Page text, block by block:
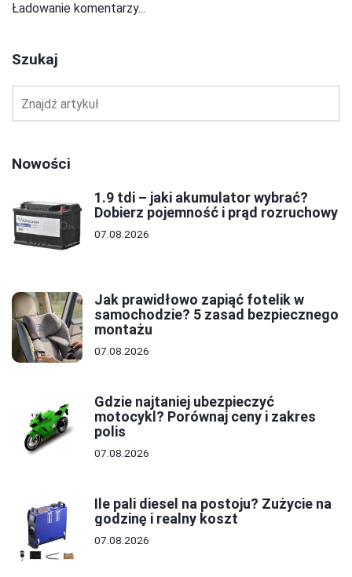
Ładowanie komentarzy...
Szukaj
Nowości
1.9 tdi – jaki akumulator wybrać?
Dobierz pojemność i prąd rozruchowy
07.08.2026
Jak prawidłowo zapiąć fotelik w
samochodzie? 5 zasad bezpiecznego
montażu
07.08.2026
Gdzie najtaniej ubezpieczyć
motocykl? Porównaj ceny i zakres
polis
07.08.2026
Ile pali diesel na postoju? Zużycie na
godzinę i realny koszt
07.08.2026